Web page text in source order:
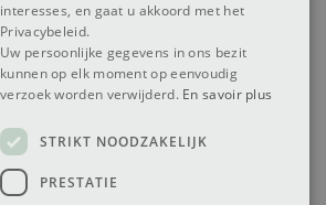
interesses, en gaat u akkoord met het
Privacybeleid.
Uw persoonlijke gegevens in ons bezit
kunnen op elk moment op eenvoudig
verzoek worden verwijderd. En savoir plus
STRIKT NOODZAKELIJK
PRESTATIE